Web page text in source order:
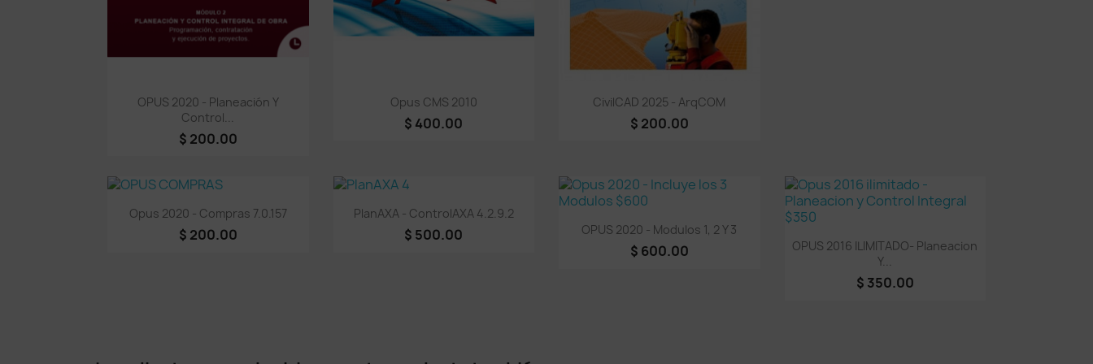
Vista rápida
OPUS 2020 - Planeación Y
Control...
$ 200.00
Vista rápida
Opus CMS 2010
$ 400.00
Vista rápida
CivilCAD 2025 - ArqCOM
$ 200.00
Vista rápida
Opus 2020 - Compras 7.0.157
$ 200.00
Vista rápida
PlanAXA - ControlAXA 4.2.9.2
$ 500.00 Vista rápida
OPUS 2020 - Modulos 1, 2 Y 3
$ 600.00 Vista rápida
OPUS 2016 ILIMITADO- Planeacion
Y...
$ 350.00